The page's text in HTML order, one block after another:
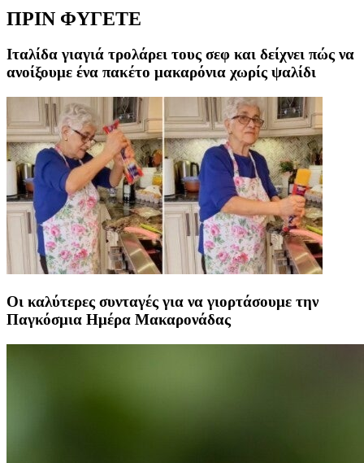
ΠΡΙΝ ΦΥΓΕΤΕ
Ιταλίδα γιαγιά τρολάρει τους σεφ και δείχνει πώς να
ανοίξουμε ένα πακέτο μακαρόνια χωρίς ψαλίδι
Οι καλύτερες συνταγές για να γιορτάσουμε την
Παγκόσμια Ημέρα Μακαρονάδας